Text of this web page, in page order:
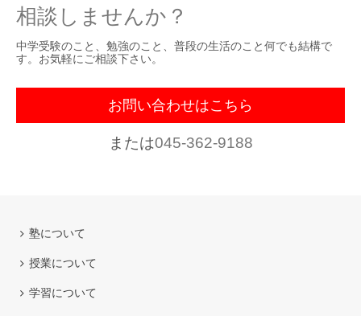
相談しませんか？
中学受験のこと、勉強のこと、普段の生活のこと何でも結構で
す。お気軽にご相談下さい。
お問い合わせはこちら
または045-362-9188
塾について
授業について
学習について